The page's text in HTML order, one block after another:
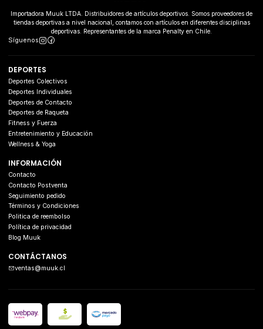
Importadora Muuk LTDA. Distribuidores de artículos deportivos. Somos proveedores de
tiendas deportivas a nivel nacional, contamos con artículos en diferentes disciplinas
deportivas. Representantes de la marca Penalty en Chile.
Síguenos
DEPORTES
Deportes Colectivos
Deportes Individuales
Deportes de Contacto
Deportes de Raqueta
Fitness y Fuerza
Entretenimiento y Educación
Wellness & Yoga
INFORMACIÓN
Contacto
Contacto Postventa
Seguimiento pedido
Términos y Condiciones
Politica de reembolso
Política de privacidad
Blog Muuk
CONTÁCTANOS
ventas@muuk.cl